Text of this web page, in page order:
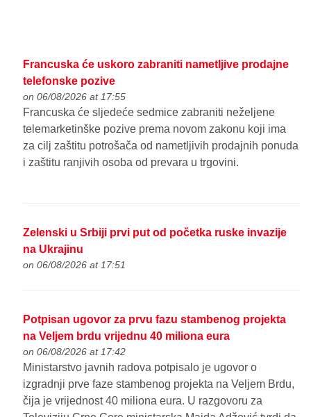
Francuska će uskoro zabraniti nametljive prodajne
telefonske pozive
on 06/08/2026 at 17:55
Francuska će sljedeće sedmice zabraniti neželjene
telemarketinške pozive prema novom zakonu koji ima
za cilj zaštitu potrošača od nametljivih prodajnih ponuda
i zaštitu ranjivih osoba od prevara u trgovini.
Zelenski u Srbiji prvi put od početka ruske invazije
na Ukrajinu
on 06/08/2026 at 17:51
Potpisan ugovor za prvu fazu stambenog projekta
na Veljem brdu vrijednu 40 miliona eura
on 06/08/2026 at 17:42
Ministarstvo javnih radova potpisalo je ugovor o
izgradnji prve faze stambenog projekta na Veljem Brdu,
čija je vrijednost 40 miliona eura. U razgovoru za